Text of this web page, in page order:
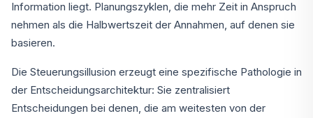
Information liegt. Planungszyklen, die mehr Zeit in Anspruch
nehmen als die Halbwertszeit der Annahmen, auf denen sie
basieren.
Die Steuerungsillusion erzeugt eine spezifische Pathologie in
der Entscheidungsarchitektur: Sie zentralisiert
Entscheidungen bei denen, die am weitesten von der